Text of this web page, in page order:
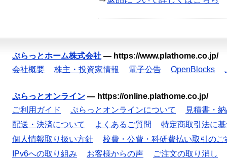
ぷらっとホーム株式会社 — https://www.plathome.co.jp/
会社概要
株主・投資家情報 電子公告 OpenBlocks
ぷらっとオンライン — https://online.plathome.co.jp/
ご利用ガイド
ぷらっとオンラインについて
見積書・
配送・決済について
よくあるご質問
特定商取引法に
個人情報取り扱い方針
校費・公費・科研費払い取引のご
IPv6への取り組み
お客様からの声 ご注文の取り消し